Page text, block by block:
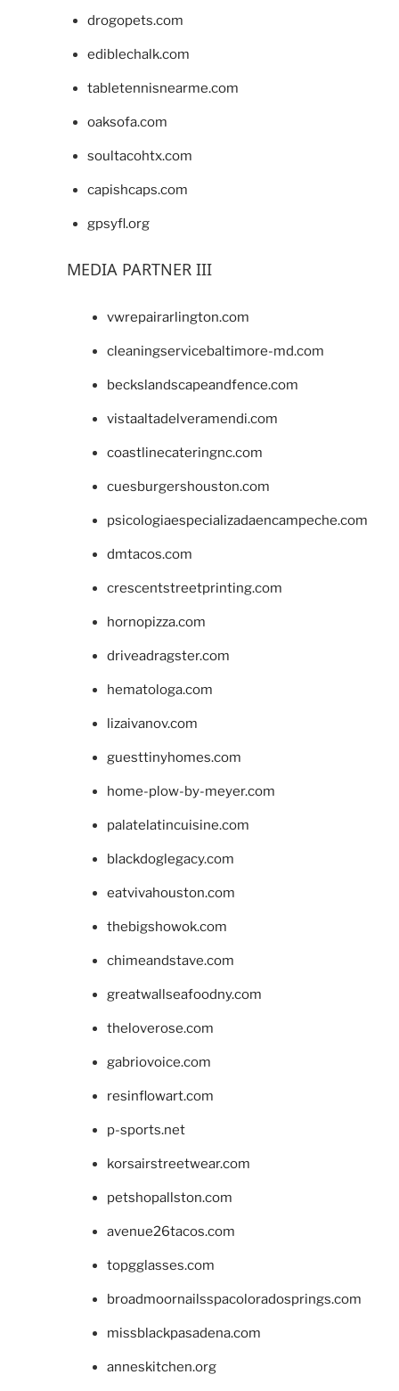
drogopets.com
ediblechalk.com
tabletennisnearme.com
oaksofa.com
soultacohtx.com
capishcaps.com
gpsyfl.org
MEDIA PARTNER III
vwrepairarlington.com
cleaningservicebaltimore-md.com
beckslandscapeandfence.com
vistaaltadelveramendi.com
coastlinecateringnc.com
cuesburgershouston.com
psicologiaespecializadaencampeche.com
dmtacos.com
crescentstreetprinting.com
hornopizza.com
driveadragster.com
hematologa.com
lizaivanov.com
guesttinyhomes.com
home-plow-by-meyer.com
palatelatincuisine.com
blackdoglegacy.com
eatvivahouston.com
thebigshowok.com
chimeandstave.com
greatwallseafoodny.com
theloverose.com
gabriovoice.com
resinflowart.com
p-sports.net
korsairstreetwear.com
petshopallston.com
avenue26tacos.com
topgglasses.com
broadmoornailsspacoloradosprings.com
missblackpasadena.com
anneskitchen.org